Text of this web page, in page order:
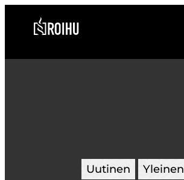
suoraanRoihulaw
Uutinen Yleinen